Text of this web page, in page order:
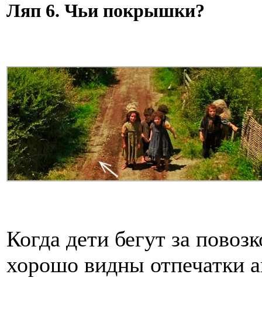
Ляп 6. Чьи покрышки?
Когда дети бегут за
хорошо видны отпечатки